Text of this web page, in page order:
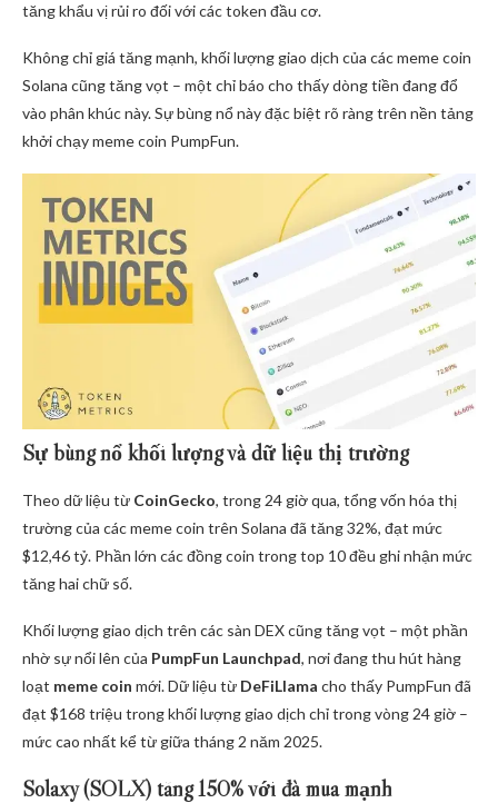
tăng khẩu vị rủi ro đối với các token đầu cơ.
Không chỉ giá tăng mạnh, khối lượng giao dịch của các meme coin
Solana cũng tăng vọt – một chỉ báo cho thấy dòng tiền đang đổ
vào phân khúc này. Sự bùng nổ này đặc biệt rõ ràng trên nền tảng
khởi chạy meme coin PumpFun.
Sự bùng nổ khối lượng và dữ liệu thị trường
Theo dữ liệu từ CoinGecko, trong 24 giờ qua, tổng vốn hóa thị
trường của các meme coin trên Solana đã tăng 32%, đạt mức
$12,46 tỷ. Phần lớn các đồng coin trong top 10 đều ghi nhận mức
tăng hai chữ số.
Khối lượng giao dịch trên các sàn DEX cũng tăng vọt – một phần
nhờ sự nổi lên của PumpFun Launchpad, nơi đang thu hút hàng
loạt meme coin mới. Dữ liệu từ DeFiLlama cho thấy PumpFun đã
đạt $168 triệu trong khối lượng giao dịch chỉ trong vòng 24 giờ –
mức cao nhất kể từ giữa tháng 2 năm 2025.
Solaxy (SOLX) tăng 150% với đà mua mạnh